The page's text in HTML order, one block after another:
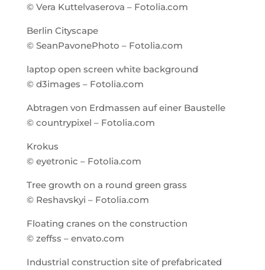
© Vera Kuttelvaserova – Fotolia.com
Berlin Cityscape
© SeanPavonePhoto – Fotolia.com
laptop open screen white background
© d3images – Fotolia.com
Abtragen von Erdmassen auf einer Baustelle
© countrypixel – Fotolia.com
Krokus
© eyetronic – Fotolia.com
Tree growth on a round green grass
© Reshavskyi – Fotolia.com
Floating cranes on the construction
© zeffss – envato.com
Industrial construction site of prefabricated